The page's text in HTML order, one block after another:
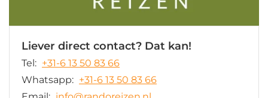
Liever direct contact? Dat kan!
Tel: +31-6 13 50 83 66
Whatsapp: +31-6 13 50 83 66